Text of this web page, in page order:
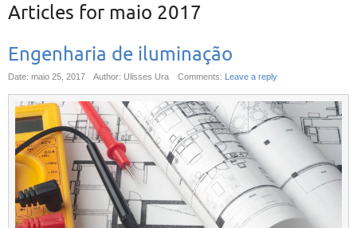
Articles for maio 2017
Engenharia de iluminação
Date: maio 25, 2017 Author: Ulisses Ura Comments: Leave a reply